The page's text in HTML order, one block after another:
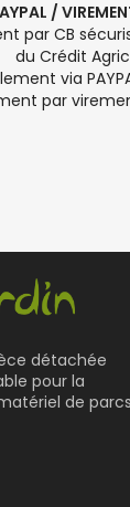
/
par CB
du Crédit
via
par
détachée
pour la
de